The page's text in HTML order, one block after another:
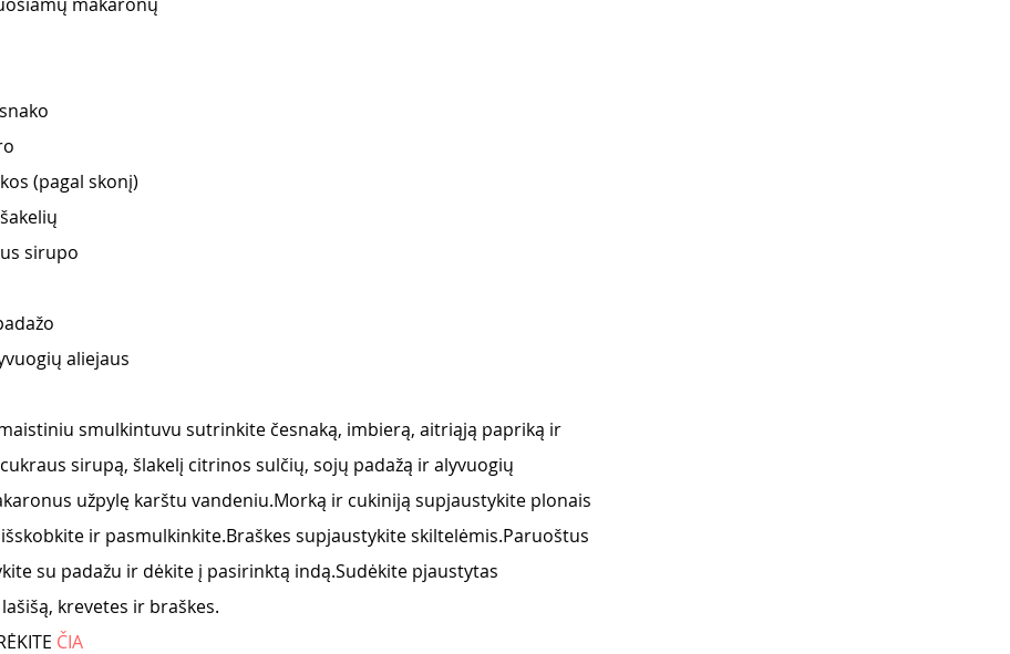
(pagal skonį)
sirupo
aliejaus
smulkintuvu sutrinkite česnaką, imbierą, aitriąją papriką ir
sirupą, šlakelį citrinos sulčių, sojų padažą ir alyvuogių
užpylę karštu vandeniu.Morką ir cukiniją supjaustykite plonais
ir pasmulkinkite.Braškes supjaustykite skiltelėmis.Paruoštus
su padažu ir dėkite į pasirinktą indą.Sudėkite pjaustytas
krevetes ir braškes.
ČIA